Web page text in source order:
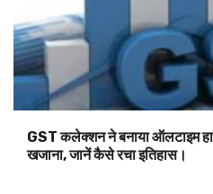
GST कलेक्शन ने बनाया ऑलटाइम
खजाना, जानें कैसे रचा इतिहास।